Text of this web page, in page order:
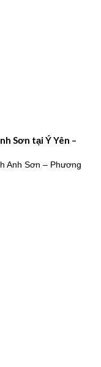
Sơn tại Ý Yên –
Anh Sơn – Phương